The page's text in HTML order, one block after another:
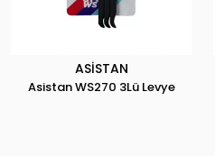
ASİSTAN
Asistan WS270 3Lü Levye